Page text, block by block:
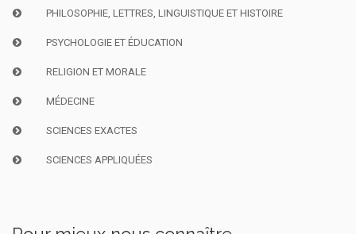
PHILOSOPHIE, LETTRES, LINGUISTIQUE ET HISTOIRE
PSYCHOLOGIE ET ÉDUCATION
RELIGION ET MORALE
MÉDECINE
SCIENCES EXACTES
SCIENCES APPLIQUÉES